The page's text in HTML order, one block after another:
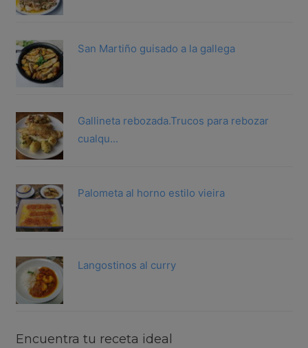
San Martiño guisado a la gallega
Gallineta rebozada.Trucos para rebozar
cualqu...
Palometa al horno estilo vieira
Langostinos al curry
Encuentra tu receta ideal